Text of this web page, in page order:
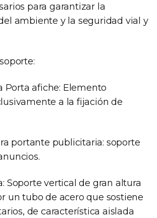
para garantizar la
ambiente y la seguridad vial y
Porta afiche: Elemento
a la fijación de
portante publicitaria: soporte
Soporte vertical de gran altura
un tubo de acero que sostiene
de característica aislada